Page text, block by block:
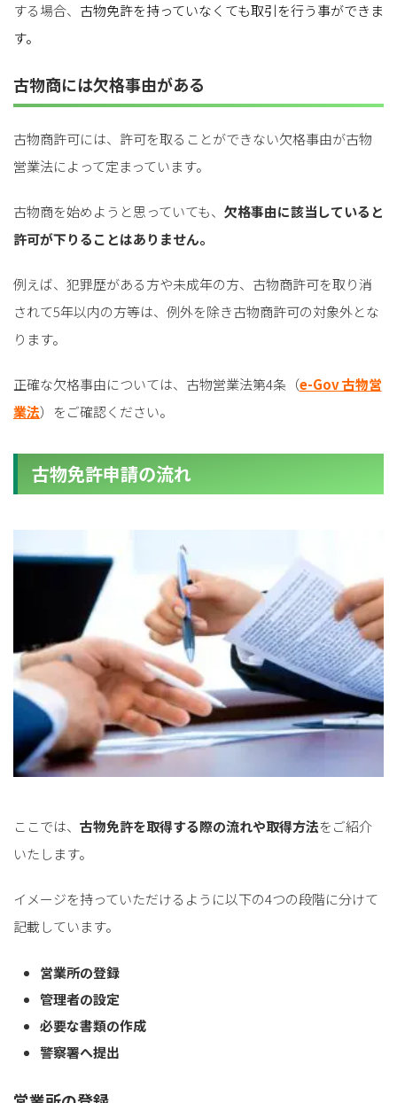
する場合、 古物免許を持っていなくても取引を行う事ができま
す。
古物商には欠格事由がある
古物商許可には、許可を取ることができない欠格事由が古物
営業法によって定まっています。
古物商を始めようと思っていても、 欠格事由に該当していると
許可が下りることはありません。
例えば、犯罪歴がある方や未成年の方、古物商許可を取り消
されて5年以内の方等は、例外を除き古物商許可の対象外とな
ります。
正確な欠格事由については、古物営業法第4条（e-Gov 古物営
業法）をご確認ください。
古物免許申請の流れ
ここでは、 古物免許を取得する際の流れや取得方法をご紹介
いたします。
イメージを持っていただけるように以下の4つの段階に分けて
記載しています。
営業所の登録
管理者の設定
必要な書類の作成
警察署へ提出